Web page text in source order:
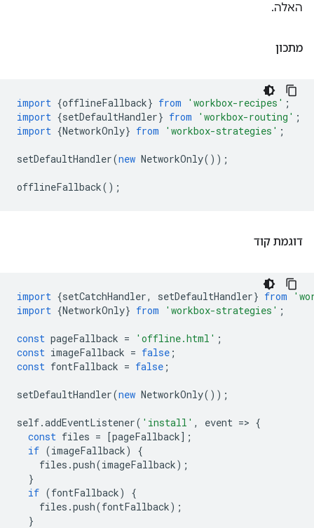
האלה.
מתכון
import {offlineFallback} from 'workbox-recipes' ;
import {setDefaultHandler} from 'workbox-routing' ;
import {NetworkOnly} from 'workbox-strategies' ;
setDefaultHandler(new NetworkOnly());
offlineFallback();
דוגמת קוד
import {setCatchHandler, setDefaultHandler} from
import {NetworkOnly} from 'workbox-strategies' ;
const pageFallback = 'offline.html' ;
const imageFallback = false ;
const fontFallback = false ;
setDefaultHandler(new NetworkOnly());
self.addEventListener( 'install' , event => {
const files = [pageFallback];
if (imageFallback)
{
files .push(imageFallback);
}
if (fontFallback)
{
files .push(fontFallback);
}